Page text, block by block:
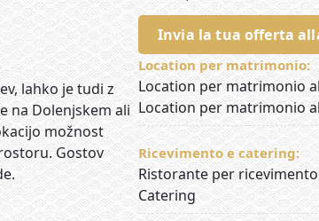
Invia la tua offerta
Location per matrimonio:
Location per matrimonio
Location per matrimonio
Ricevimento e catering:
Ristorante per ricevimento
Catering